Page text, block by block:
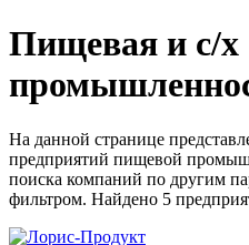
Пищевая и с/х
На данной странице
предприятий пищевой
поиска компаний по другим
фильтром. Найдено 5